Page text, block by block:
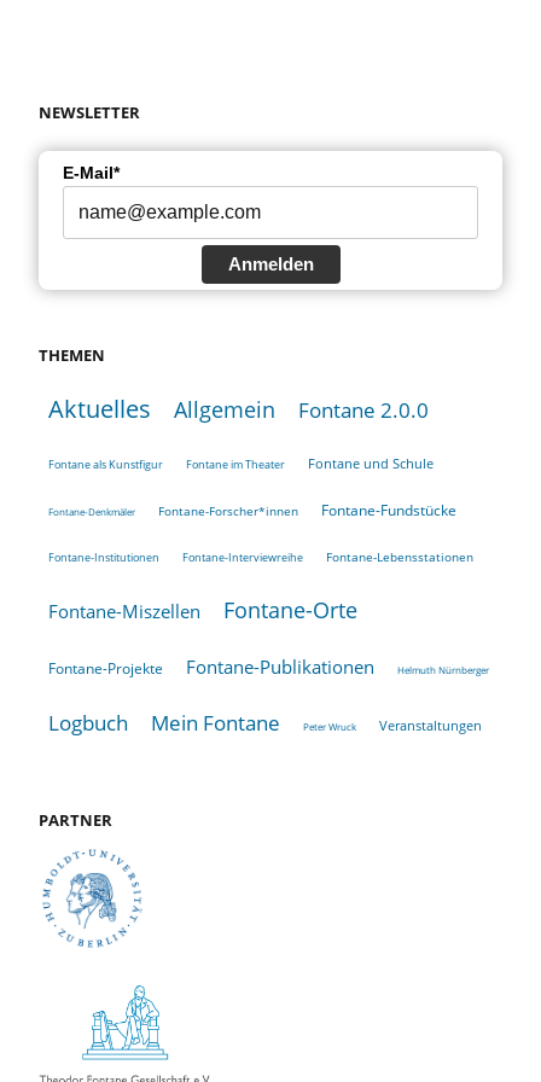
NEWSLETTER
E-Mail*
Anmelden
THEMEN
Aktuelles Allgemein Fontane 2.0.0
Fontane als Kunstfigur Fontane im Theater Fontane und Schule
Fontane-Denkmäler Fontane-Forscher*innen Fontane-Fundstücke
Fontane-Institutionen Fontane-Interviewreihe Fontane-Lebensstationen
Fontane-Miszellen Fontane-Orte
Fontane-Projekte Fontane-Publikationen Helmuth Nürnberger
Logbuch Mein Fontane Peter Wruck Veranstaltungen
PARTNER